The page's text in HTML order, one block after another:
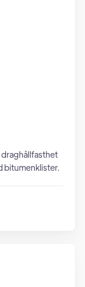
bitumenklister.